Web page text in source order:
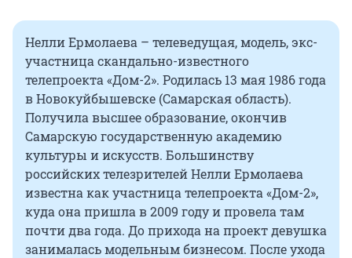
Нелли Ермолаева – телеведущая, модель, экс-
участница скандально-известного
телепроекта «Дом-2». Родилась 13 мая 1986 года
в Новокуйбышевске (Самарская область).
Получила высшее образование, окончив
Самарскую государственную академию
культуры и искусств. Большинству
российских телезрителей Нелли Ермолаева
известна как участница телепроекта «Дом-2»,
куда она пришла в 2009 году и провела там
почти два года. До прихода на проект девушка
занималась модельным бизнесом. После ухода